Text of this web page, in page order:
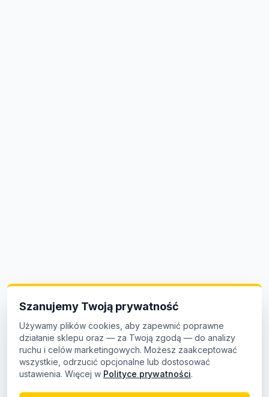
Szanujemy Twoją prywatność
Używamy plików cookies, aby zapewnić poprawne
działanie sklepu oraz — za Twoją zgodą — do analizy
ruchu i celów marketingowych. Możesz zaakceptować
wszystkie, odrzucić opcjonalne lub dostosować
ustawienia. Więcej w Polityce prywatności.